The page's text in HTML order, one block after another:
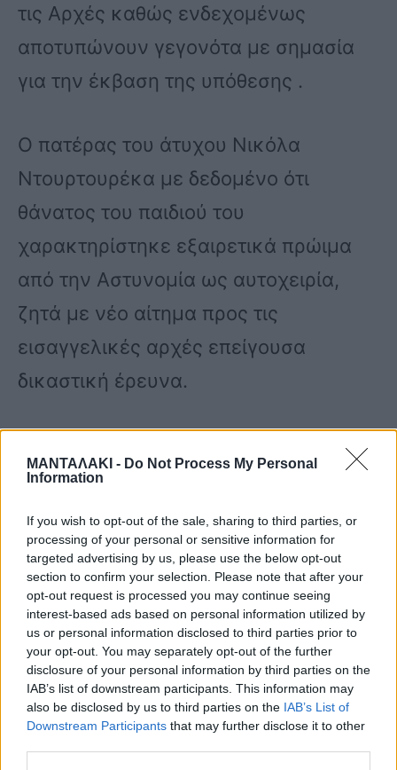
ΜΑΝΤΑΛΑΚΙ - Do Not Process My Personal
Information
If you wish to opt-out of the sale, sharing to third parties, or
processing of your personal or sensitive information for
targeted advertising by us, please use the below opt-out
section to confirm your selection. Please note that after your
opt-out request is processed you may continue seeing
interest-based ads based on personal information utilized by
us or personal information disclosed to third parties prior to
your opt-out. You may separately opt-out of the further
disclosure of your personal information by third parties on the
IAB’s list of downstream participants. This information may
also be disclosed by us to third parties on the IAB’s List of
Downstream Participants that may further disclose it to other
τις Αρχές καθώς ενδεχομένως
αποτυπώνουν γεγονότα με σημασία
για την έκβαση της υπόθεσης .
Ο πατέρας του άτυχου Νικόλα
Ντουρτουρέκα με δεδομένο ότι
θάνατος του παιδιού του
χαρακτηρίστηκε εξαιρετικά πρώιμα
από την Αστυνομία ως αυτοχειρία,
ζητά με νέο αίτημα προς τις
εισαγγελικές αρχές επείγουσα
δικαστική έρευνα.
Ως ιδιαιτέρως σημαντική εκτιμάται η
έκθεση της εργαστηριακής
πραγματογνωμοσύνης της Δ/νσης
Εγκληματολογικών Ερευνών. Σε
αυτήν αναφέρεται ότι στις
χειρόγραφες σημειώσεις του άτυχου
φοιτητή που βρίσκονται στην λίστα
πειστηρίων, έχει εντοπιστεί
διαφορετική γραφή.